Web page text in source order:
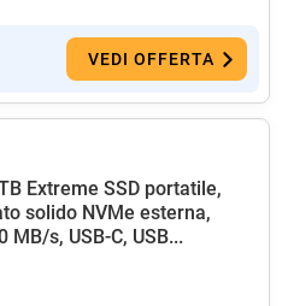
VEDI OFFERTA
Extreme SSD portatile,
solido NVMe esterna,
MB/s, USB-C, USB...